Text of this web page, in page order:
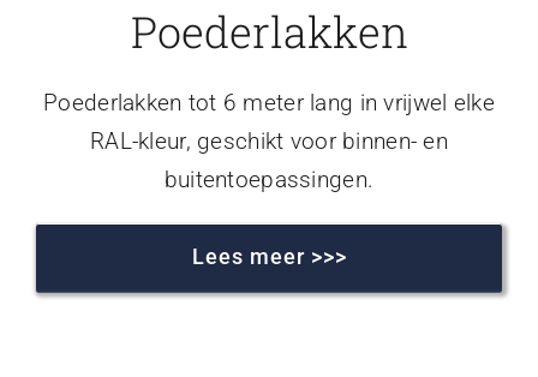
Poederlakken
Poederlakken tot 6 meter lang in vrijwel elke
RAL-kleur, geschikt voor binnen- en
buitentoepassingen.
Lees meer >>>